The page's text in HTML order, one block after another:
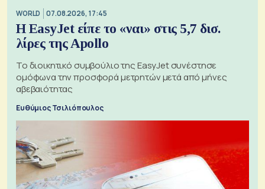
WORLD 07.08.2026, 17:45
Η EasyJet είπε το «ναι» στις 5,7 δισ.
λίρες της Apollo
Το διοικητικό συμβούλιο της EasyJet συνέστησε
ομόφωνα την προσφορά μετρητών μετά από μήνες
αβεβαιότητας
Ευθύμιος Τσιλιόπουλος